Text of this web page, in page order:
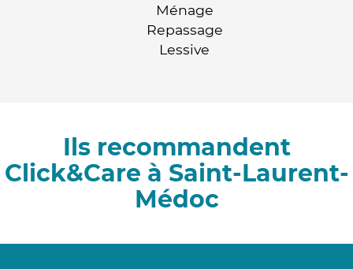
Ménage
Repassage
Lessive
Ils recommandent
Click&Care à Saint-Laurent-
Médoc